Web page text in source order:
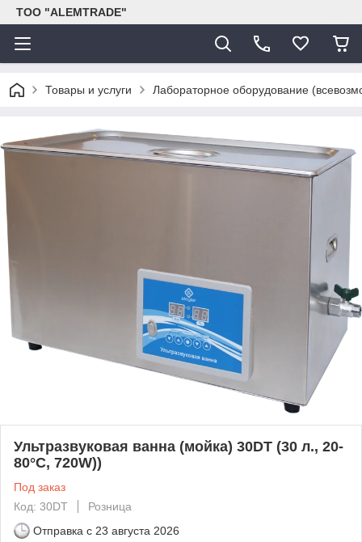
ТОО "ALEMTRADE"
Товары и услуги Лабораторное оборудование
Ультразвуковая ванна (мойка) 30DT (30 л., 20-
80°C, 720W))
Под заказ
Код: 30DT
Розница
Отправка с 23 августа 2026